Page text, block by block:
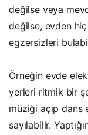
değilse veya
değilse, evden
egzersizleri
Örneğin evde
yerleri ritmik bir
müziği açıp
sayılabilir.